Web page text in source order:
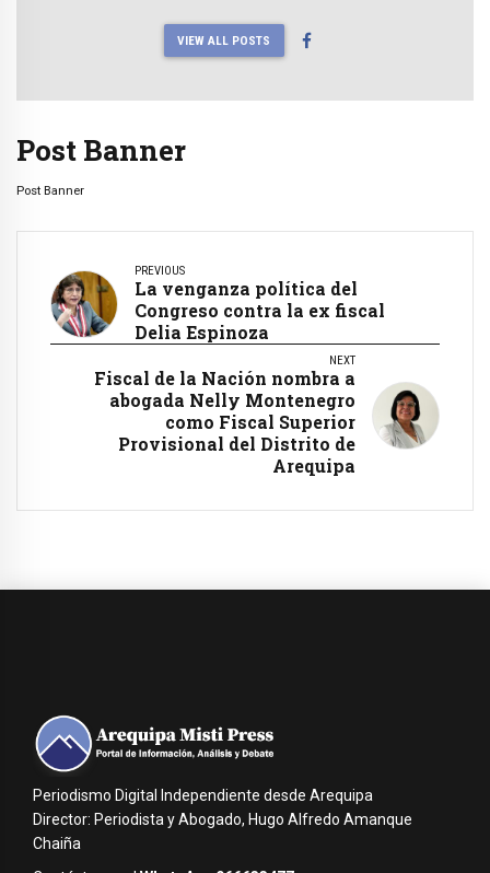
VIEW ALL POSTS
Post Banner
Post Banner
PREVIOUS
La venganza política del
Congreso contra la ex fiscal
Delia Espinoza
NEXT
Fiscal de la Nación nombra a
abogada Nelly Montenegro
como Fiscal Superior
Provisional del Distrito de
Arequipa
Periodismo Digital Independiente desde Arequipa
Director: Periodista y Abogado, Hugo Alfredo Amanque
Chaiña